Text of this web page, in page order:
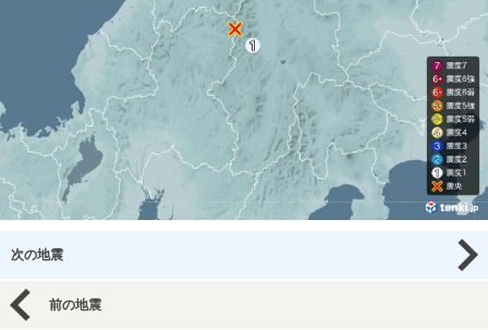
次の地震
前の地震